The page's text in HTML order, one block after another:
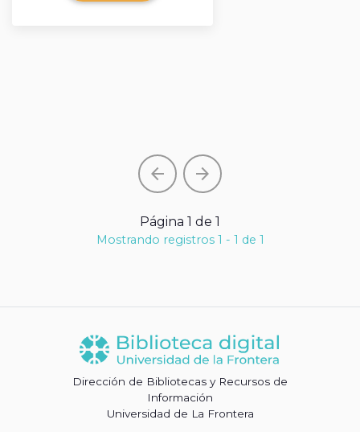
arrow_back arrow_forward
Página 1 de 1
Mostrando registros 1 - 1 de 1
Dirección de Bibliotecas y Recursos de
Información
Universidad de La Frontera